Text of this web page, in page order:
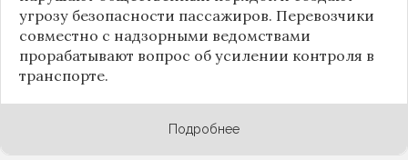
угрозу безопасности пассажиров. Перевозчики
совместно с надзорными ведомствами
прорабатывают вопрос об усилении контроля в
транспорте.
Подробнее